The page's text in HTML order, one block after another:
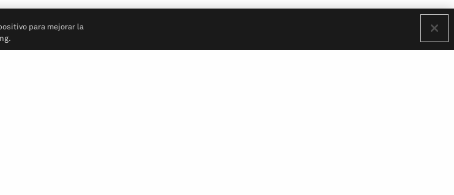
para mejorar la